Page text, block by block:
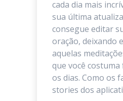
cada dia mais
sua última
consegue editar
oração, deixando
aquelas
que você
os dias. Como os
stories dos